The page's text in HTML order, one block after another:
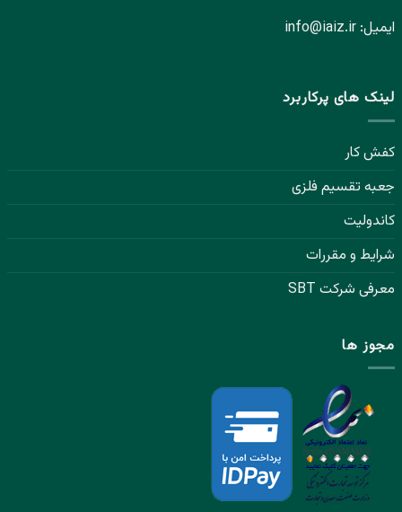
ایمیل: info@iaiz.ir
لینک های پرکاربرد
کفش کار
جعبه تقسیم فلزی
کاندولیت
شرایط و مقررات
معرفی شرکت SBT
مجوز ها